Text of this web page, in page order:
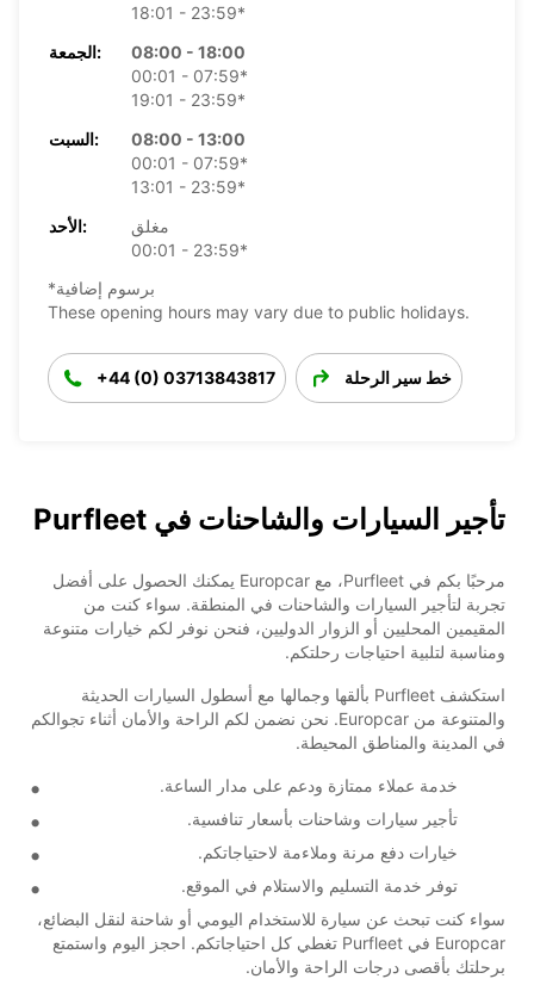
18:01 - 23:59*
الجمعة:
08:00 - 18:00
00:01 - 07:59*
19:01 - 23:59*
السبت:
08:00 - 13:00
00:01 - 07:59*
13:01 - 23:59*
الأحد:
مغلق
00:01 - 23:59*
*برسوم إضافية
These opening hours may vary due to public holidays.
+44 (0) 03713843817 خط سير الرحلة
تأجير السيارات والشاحنات في Purfleet
مرحبًا بكم في Purfleet، مع Europcar يمكنك الحصول على أفضل
تجربة لتأجير السيارات والشاحنات في المنطقة. سواء كنت من
المقيمين المحليين أو الزوار الدوليين، فنحن نوفر لكم خيارات متنوعة
ومناسبة لتلبية احتياجات رحلتكم.
استكشف Purfleet بألقها وجمالها مع أسطول السيارات الحديثة
والمتنوعة من Europcar. نحن نضمن لكم الراحة والأمان أثناء تجوالكم
في المدينة والمناطق المحيطة.
خدمة عملاء ممتازة ودعم على مدار الساعة.
تأجير سيارات وشاحنات بأسعار تنافسية.
خيارات دفع مرنة وملاءمة لاحتياجاتكم.
توفر خدمة التسليم والاستلام في الموقع.
سواء كنت تبحث عن سيارة للاستخدام اليومي أو شاحنة لنقل البضائع،
Europcar في Purfleet تغطي كل احتياجاتكم. احجز اليوم واستمتع
برحلتك بأقصى درجات الراحة والأمان.